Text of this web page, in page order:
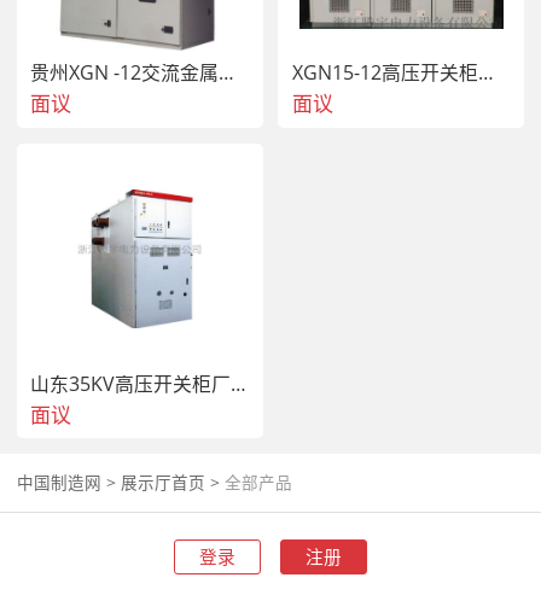
贵州XGN -12交流金属封闭开关设备高压开关柜
面议
XGN15-12高压开关柜系列高压环网柜
面议
山东35KV高压开关柜厂家KYN61系列高压开关柜
面议
中国制造网 > 展示厅首页 > 全部产品
登录 注册